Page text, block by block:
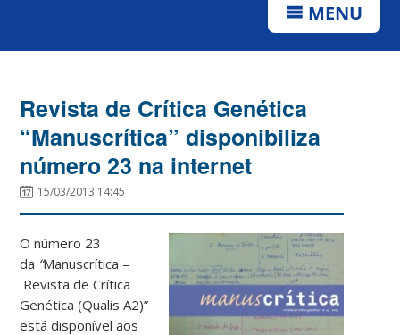
MENU
Revista de Crítica Genética
“Manuscrítica” disponibiliza
número 23 na internet
15/03/2013 14:45
O número 23
da “Manuscrítica –
Revista de Crítica
Genética (Qualis A2)”
está disponível aos